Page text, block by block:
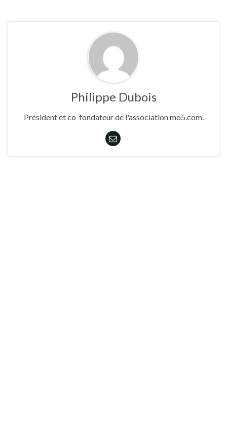
Philippe Dubois
Président et co-fondateur de l'association mo5.com.